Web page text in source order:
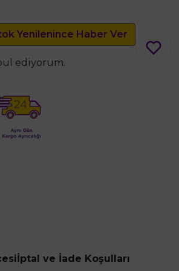
Yenilenince Haber Ver
ediyorum.
İptal ve İade Koşulları